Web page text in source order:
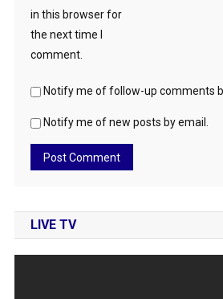
in this browser for
the next time I
comment.
Notify me of follow-up comments
Notify me of new posts by email.
LIVE TV